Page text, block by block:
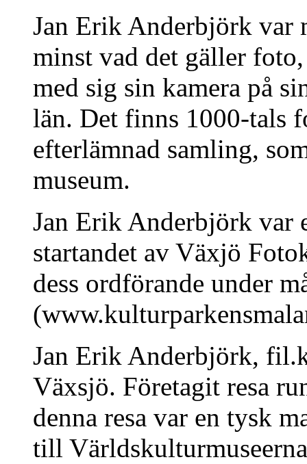
Jan Erik Anderbjörk var
minst vad det gäller
med sig sin kamera på
län. Det finns 1000-tals
efterlämnad samling,
museum.
Jan Erik Anderbjörk var
startandet av Växjö
dess ordförande under
Jan Erik Anderbjörk,
Växsjö. Företagit resa
denna resa var en tysk
till